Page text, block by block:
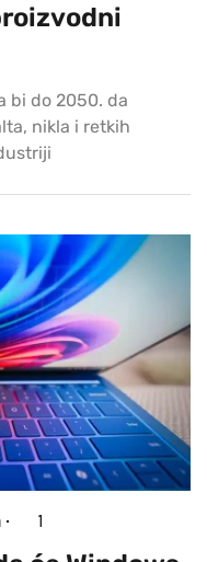
bi do 2050. da
nikla i retkih
1